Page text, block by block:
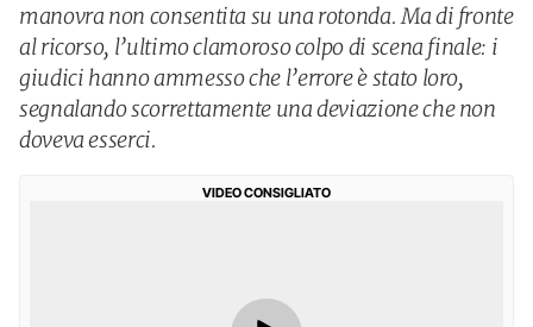
manovra non consentita su una rotonda. Ma di fronte
al ricorso, l’ultimo clamoroso colpo di scena finale: i
giudici hanno ammesso che l’errore è stato loro,
segnalando scorrettamente una deviazione che non
doveva esserci.
VIDEO CONSIGLIATO